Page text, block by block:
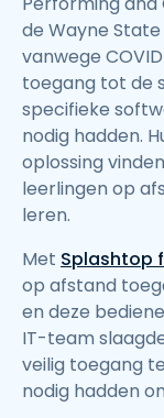
de Wayne
vanwege
toegang tot de
specifieke
nodig hadden.
oplossing
leerlingen op
leren.
Met Splashtop
op afstand
en deze
IT-team
veilig toegang
nodig hadden